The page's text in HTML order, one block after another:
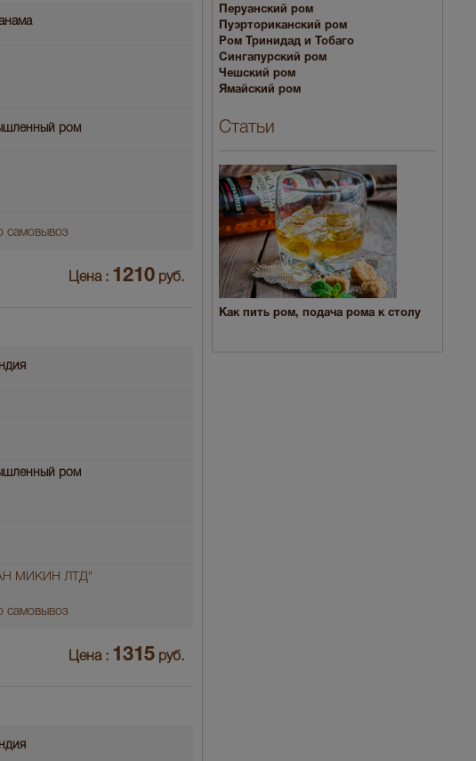
ром
самовывоз
Цена : 1210 руб.
ром
МИКИН ЛТД"
самовывоз
Цена : 1315 руб.
Перуанский ром
Пуэрториканский ром
Ром Тринидад и Тобаго
Сингапурский ром
Чешский ром
Ямайский ром
Статьи
Как пить ром, подача рома к столу